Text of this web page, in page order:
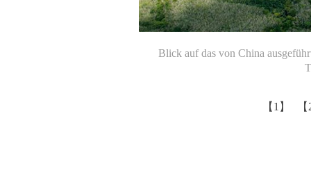
Blick auf das von China
【1】